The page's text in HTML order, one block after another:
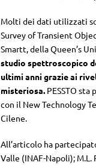
Molti dei dati utilizzati
Survey of Transient
Smartt, della Queen’s
studio spettroscopico
ultimi anni grazie ai
misteriosa.PESSTO
con il New Technology
Cilene.
All’articolo ha
Valle (INAF-Napoli); M.L.